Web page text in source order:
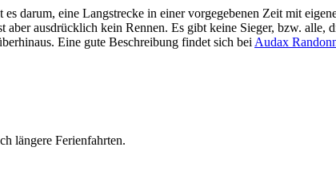
darum, eine Langstrecke in einer vorgegebenen Zeit mit
aber ausdrücklich kein Rennen. Es gibt keine Sieger, bzw.
Eine gute Beschreibung findet sich bei Audax
längere Ferienfahrten.